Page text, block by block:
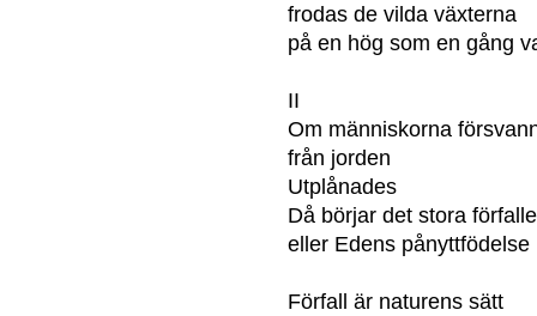
frodas de vilda växterna
på en hög som en gång
II
Om människorna
från jorden
Utplånades
Då börjar det stora
eller Edens pånyttfödelse
Förfall är naturens sätt